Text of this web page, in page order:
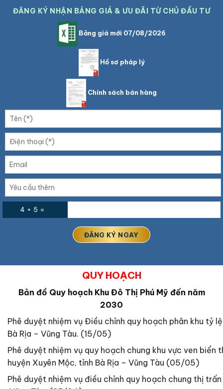
ĐĂNG KÝ NHẬN BẢNG GIÁ & ƯU ĐÃI TỪ CHỦ ĐẦU TƯ
Bảng giá mới 07/08/2026
Hồ sơ pháp lý
Chính sách bán hàng
4 + 5 =
QUY HOẠCH
Bản đồ Quy hoạch Khu Đô Thị Phú Mỹ đến năm
2030
Phê duyệt nhiệm vụ Điều chỉnh quy hoạch phân khu tỷ
Bà Rịa – Vũng Tàu. (15/05)
Phê duyệt nhiệm vụ quy hoạch chung khu vực ven biển
huyện Xuyên Mộc, tỉnh Bà Rịa – Vũng Tàu (05/05)
Phê duyệt nhiệm vụ điều chỉnh quy hoạch chung thị